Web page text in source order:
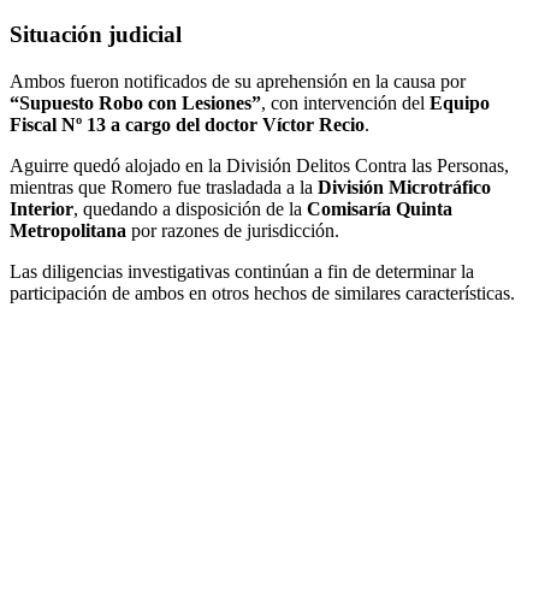
Situación judicial
Ambos fueron notificados de su aprehensión en la causa por
“Supuesto Robo con Lesiones”, con intervención del Equipo
Fiscal Nº 13 a cargo del doctor Víctor Recio.
Aguirre quedó alojado en la División Delitos Contra las Personas,
mientras que Romero fue trasladada a la División Microtráfico
Interior, quedando a disposición de la Comisaría Quinta
Metropolitana por razones de jurisdicción.
Las diligencias investigativas continúan a fin de determinar la
participación de ambos en otros hechos de similares características.